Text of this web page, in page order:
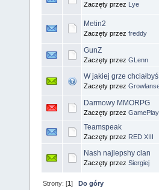
Zaczęty przez Lye
Metin2
Zaczęty przez freddy
GunZ
Zaczęty przez GLenn
W jakiej grze
Zaczęty przez
Darmowy MMORPG
Zaczęty przez GamePlay
Teamspeak
Zaczęty przez RED XIII
Nash najlepshy clan
Zaczęty przez Siergiej
Strony: [1]Do góry